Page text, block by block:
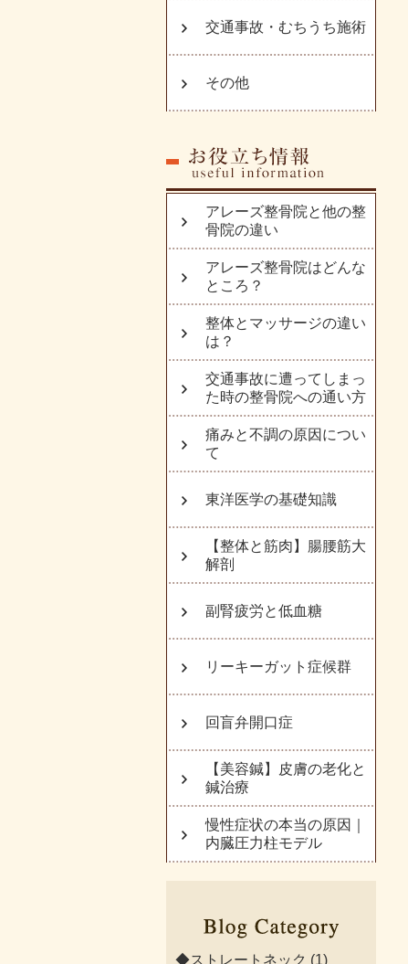
交通事故・むちうち施術
その他
アレーズ整骨院と他の整
骨院の違い
アレーズ整骨院はどんな
ところ？
整体とマッサージの違い
は？
交通事故に遭ってしまっ
た時の整骨院への通い方
痛みと不調の原因につい
て
東洋医学の基礎知識
【整体と筋肉】腸腰筋大
解剖
副腎疲労と低血糖
リーキーガット症候群
回盲弁開口症
【美容鍼】皮膚の老化と
鍼治療
慢性症状の本当の原因｜
内臓圧力柱モデル
◆ストレートネック (1)